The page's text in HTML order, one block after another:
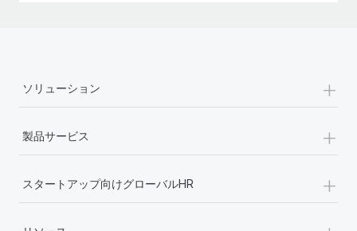
ソリューション +
製品サービス +
スタートアップ向けグローバルHR +